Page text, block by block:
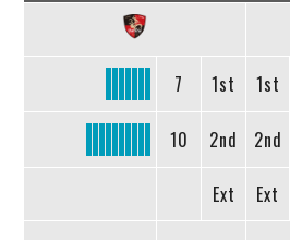
7 1st 1st
10 2nd 2nd
Ext Ext